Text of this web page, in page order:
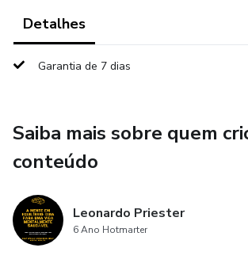
vamos compartilhar histórias inspiradoras
paz interior.
este guia é para você. Aqui, você vai
valiosas e estratégias fáceis de seguir para
Vamos começar essa jornada em direção a
mentalmente saudável juntos!
Detalhes
Garantia de 7 dias
Saiba mais sobre quem
conteúdo
Leonardo Priester
6 Ano Hotmarter